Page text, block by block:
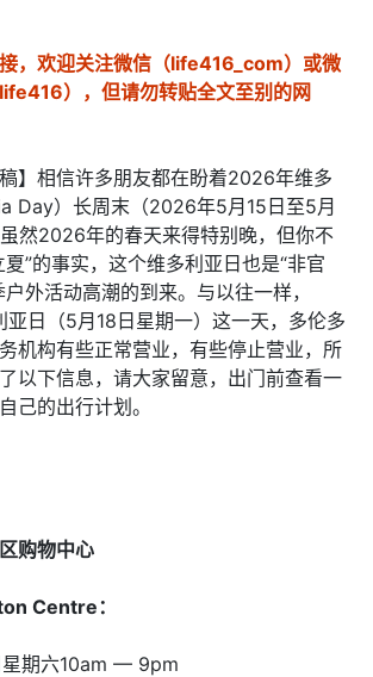
，欢迎关注微信（life416_com）或微
），但请勿转贴全文至别的网
稿】相信许多朋友都在盼着2026年维多
Day）长周末（2026年5月15日至5月
然2026年的春天来得特别晚，但你不
”的事实，这个维多利亚日也是“非官
外活动高潮的到来。与以往一样，
日（5月18日星期一）这一天，多伦多
机构有些正常营业，有些停止营业，所
以下信息，请大家留意，出门前查看一
己的出行计划。
购物中心
Centre：
期六10am — 9pm